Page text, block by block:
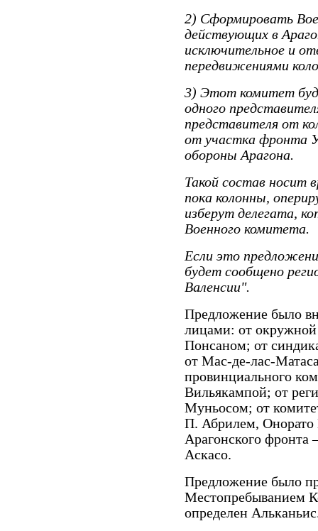
2) Сформировать
действующих в
исключительное и
передвижениями
3) Этот комитет
одного
представителя от
от участка фронта
обороны Арагона.
Такой состав носит
пока колонны,
изберут делегата,
Военного комитета.
Если это
будет сообщено
Валенсии".
Предложение было
лицами: от
Понсаном; от
от Мас-де-лас-
провинциального
Вильякампой; от
Муньосом; от
П. Абрилем, Онорато
Арагонского
Аскасо.
Предложение было
Местопребыванием
определен